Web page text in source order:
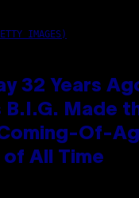
IMAGES)
32 Years
B.I.G. Made
Of-
of All Time